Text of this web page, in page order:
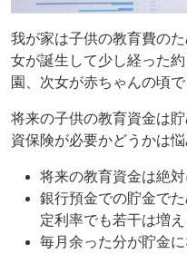
我が家は子供の教育費の
女が誕生して少し経った
園、次女が赤ちゃんの頃で
将来の子供の教育資金は
資保険が必要かどうかは悩
将来の教育資金は絶
銀行預金での貯金で
定利率でも若干は増え
毎月余った分が貯金